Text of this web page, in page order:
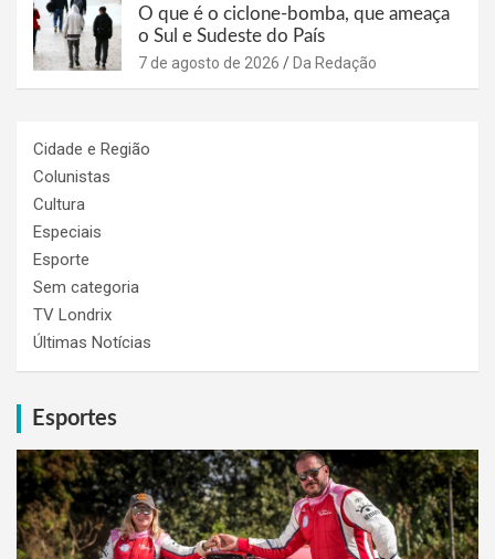
O que é o ciclone-bomba, que ameaça
o Sul e Sudeste do País
7 de agosto de 2026 Da Redação
Cidade e Região
Colunistas
Cultura
Especiais
Esporte
Sem categoria
TV Londrix
Últimas Notícias
Esportes